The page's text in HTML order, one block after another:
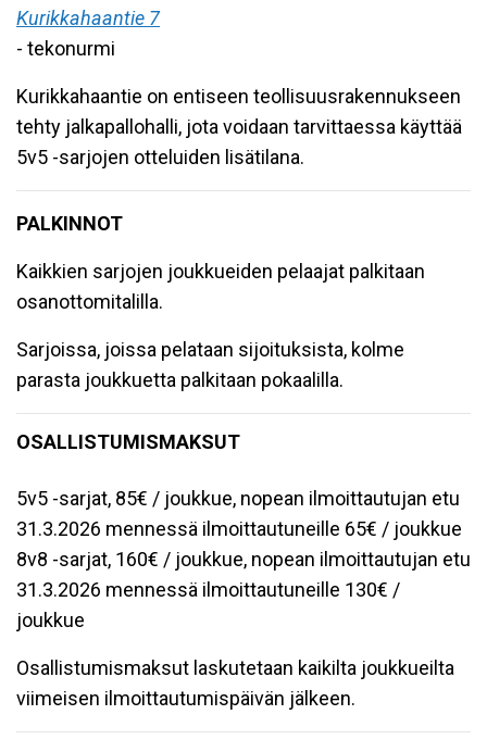
Kurikkahaantie 7
- tekonurmi
Kurikkahaantie on entiseen teollisuusrakennukseen
tehty jalkapallohalli, jota voidaan tarvittaessa käyttää
5v5 -sarjojen otteluiden lisätilana.
PALKINNOT
Kaikkien sarjojen joukkueiden pelaajat palkitaan
osanottomitalilla.
Sarjoissa, joissa pelataan sijoituksista, kolme
parasta joukkuetta palkitaan pokaalilla.
OSALLISTUMISMAKSUT
5v5 -sarjat, 85€ / joukkue, nopean ilmoittautujan etu
31.3.2026 mennessä ilmoittautuneille 65€ / joukkue
8v8 -sarjat, 160€ / joukkue, nopean ilmoittautujan etu
31.3.2026 mennessä ilmoittautuneille 130€ /
joukkue
Osallistumismaksut laskutetaan kaikilta joukkueilta
viimeisen ilmoittautumispäivän jälkeen.